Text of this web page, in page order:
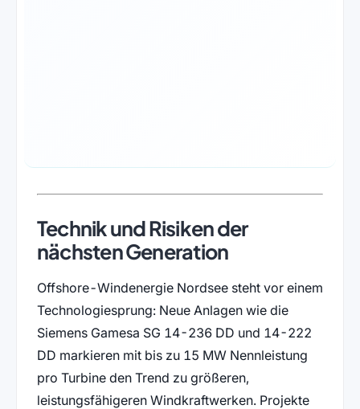
Technik und Risiken der
nächsten Generation
Offshore-Windenergie Nordsee steht vor einem
Technologiesprung: Neue Anlagen wie die
Siemens Gamesa SG 14-236 DD und 14-222
DD markieren mit bis zu 15 MW Nennleistung
pro Turbine den Trend zu größeren,
leistungsfähigeren Windkraftwerken. Projekte